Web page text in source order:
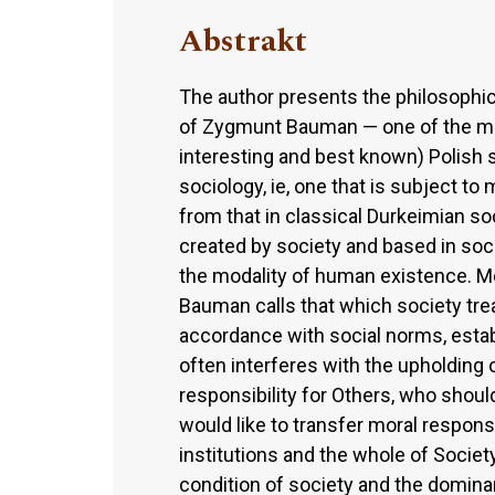
Abstrakt
The author presents the
of Zygmunt Bauman — one of the
interesting and best known) Polish
sociology, ie, one that is subject to
from that in classical Durkeimian
created by society and based in
the modality of human existence.
Bauman calls that which society
accordance with social norms,
often interferes with the upholding
responsibility for Others, who
would like to transfer moral
institutions and the whole of
condition of society and the